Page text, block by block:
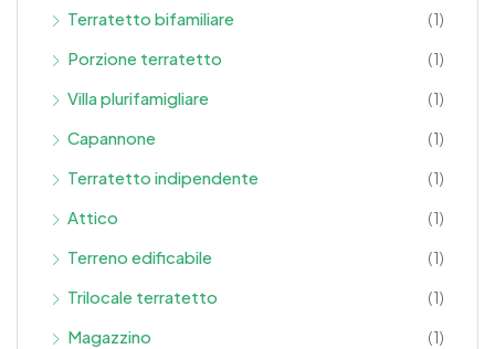
Terratetto bifamiliare
(1)
Porzione terratetto
(1)
Villa plurifamigliare
(1)
Capannone
(1)
Terratetto indipendente
(1)
Attico
(1)
Terreno edificabile
(1)
Trilocale terratetto
(1)
Magazzino
(1)